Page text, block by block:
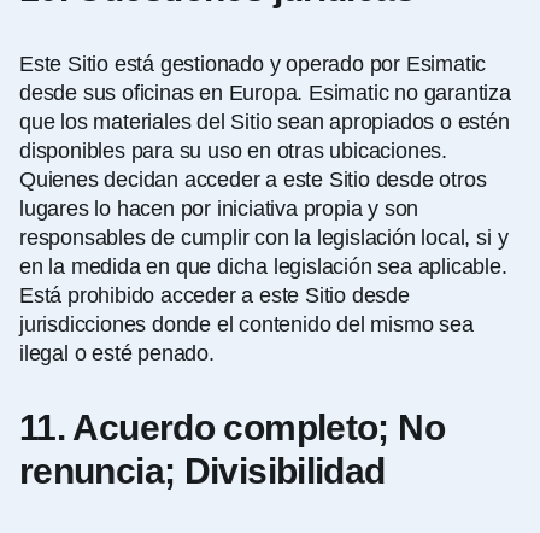
Este Sitio está gestionado y operado por Esimatic
desde sus oficinas en Europa. Esimatic no garantiza
que los materiales del Sitio sean apropiados o estén
disponibles para su uso en otras ubicaciones.
Quienes decidan acceder a este Sitio desde otros
lugares lo hacen por iniciativa propia y son
responsables de cumplir con la legislación local, si y
en la medida en que dicha legislación sea aplicable.
Está prohibido acceder a este Sitio desde
jurisdicciones donde el contenido del mismo sea
ilegal o esté penado.
11. Acuerdo completo; No
renuncia; Divisibilidad